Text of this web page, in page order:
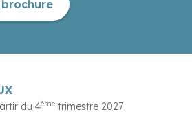
du 4ème trimestre 2027